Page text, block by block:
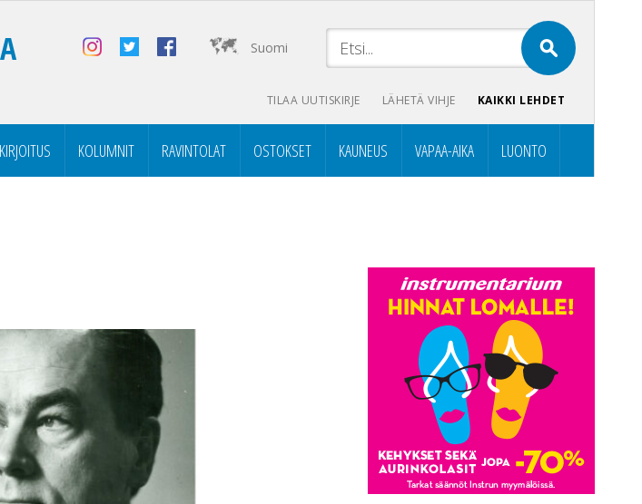
Suomi
TILAA UUTISKIRJE LÄHETÄ VIHJE KAIKKI LEHDET
KOLUMNIT RAVINTOLAT OSTOKSET KAUNEUS VAPAA-AIKA LUONTO